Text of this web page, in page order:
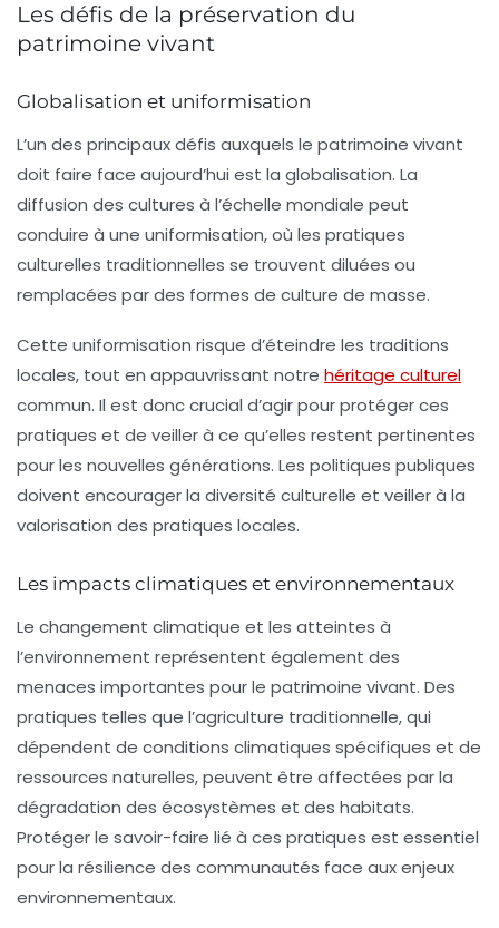
Les défis de la préservation du
patrimoine vivant
Globalisation et uniformisation
L’un des principaux défis auxquels le patrimoine vivant
doit faire face aujourd’hui est la globalisation. La
diffusion des cultures à l’échelle mondiale peut
conduire à une uniformisation, où les pratiques
culturelles traditionnelles se trouvent diluées ou
remplacées par des formes de culture de masse.
Cette uniformisation risque d’éteindre les traditions
locales, tout en appauvrissant notre héritage culturel
commun. Il est donc crucial d’agir pour protéger ces
pratiques et de veiller à ce qu’elles restent pertinentes
pour les nouvelles générations. Les politiques publiques
doivent encourager la diversité culturelle et veiller à la
valorisation des pratiques locales.
Les impacts climatiques et environnementaux
Le changement climatique et les atteintes à
l’environnement représentent également des
menaces importantes pour le patrimoine vivant. Des
pratiques telles que l’agriculture traditionnelle, qui
dépendent de conditions climatiques spécifiques et de
ressources naturelles, peuvent être affectées par la
dégradation des écosystèmes et des habitats.
Protéger le savoir-faire lié à ces pratiques est essentiel
pour la résilience des communautés face aux enjeux
environnementaux.